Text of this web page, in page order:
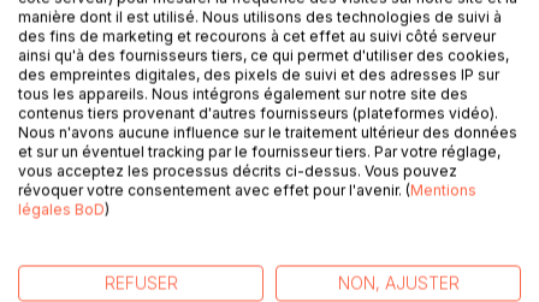
Compostelle, par Lodonis et Mathous, deux amis
d'enfance ordonnés par l'Archevèque de Bordeaux Pey
Berland, qui croit voir dans ces forfaits une série de crimes
masquant un secret.
Tout au long de leurs pérégrinations, ils vont vivre des
aventures mouvementées mêlant religion, meurtres,
amours, humour, bonne chère et tradition.
groupe de pèlerins du Moyen-Age sur le chemin de Saint-
Jacques-de-Compostelle.
manière dont il est utilisé. Nous utilisons des technologies de suivi à
des fins de marketing et recourons à cet effet au suivi côté serveur
ainsi qu'à des fournisseurs tiers, ce qui permet d'utiliser des cookies,
des empreintes digitales, des pixels de suivi et des adresses IP sur
tous les appareils. Nous intégrons également sur notre site des
contenus tiers provenant d'autres fournisseurs (plateformes vidéo).
Nous n'avons aucune influence sur le traitement ultérieur des données
et sur un éventuel tracking par le fournisseur tiers. Par votre réglage,
vous acceptez les processus décrits ci-dessus. Vous pouvez
révoquer votre consentement avec effet pour l'avenir. (Mentions
légales BoD)
REFUSER NON, AJUSTER